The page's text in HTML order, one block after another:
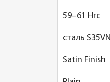
59–61 Hrc
сталь S35VN
Satin Finish